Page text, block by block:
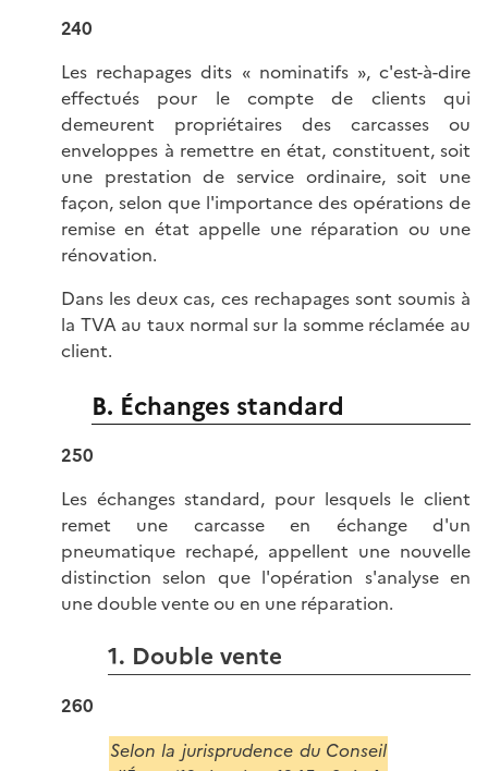
240
Les rechapages dits « nominatifs », c'est-à-dire
effectués pour le compte de clients qui
demeurent propriétaires des carcasses ou
enveloppes à remettre en état, constituent, soit
une prestation de service ordinaire, soit une
façon, selon que l'importance des opérations de
remise en état appelle une réparation ou une
rénovation.
Dans les deux cas, ces rechapages sont soumis à
la TVA au taux normal sur la somme réclamée au
client.
B. Échanges standard
250
Les échanges standard, pour lesquels le client
remet une carcasse en échange d'un
pneumatique rechapé, appellent une nouvelle
distinction selon que l'opération s'analyse en
une double vente ou en une réparation.
1. Double vente
260
Selon la jurisprudence du Conseil